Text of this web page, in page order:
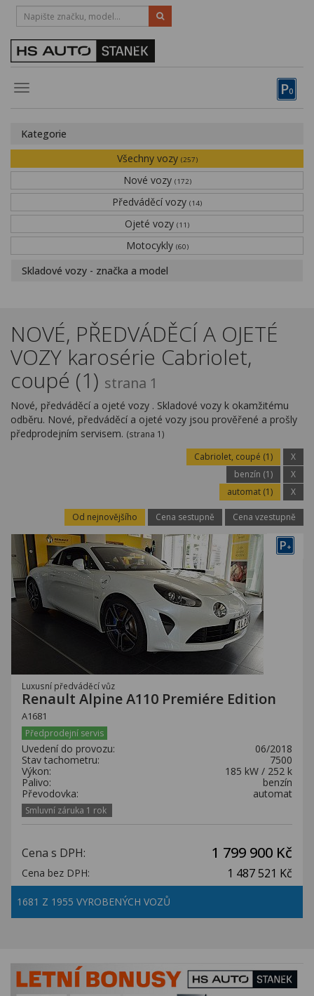
P0
Toggle
HOTLINE:
STRAKONICE-383 335 366
Obytné vozy
Financování
Novinky
Kontakty
Kategorie
Všechny vozy (257)
Nové vozy (172)
Předváděcí vozy (14)
Ojeté vozy (11)
Motocykly (60)
Skladové vozy - značka a model
NOVÉ, PŘEDVÁDĚCÍ A OJETÉ
VOZY karosérie Cabriolet,
coupé (1) strana 1
Nové, předváděcí a ojeté vozy . Skladové vozy k okamžitému
odběru. Nové, předváděcí a ojeté vozy jsou prověřené a prošly
předprodejním servisem. (strana 1)
Cabriolet, coupé (1)
X
benzín (1)
X
automat (1)
X
Od nejnovějšího Cena sestupně Cena vzestupně
P+
Luxusní předváděcí vůz
Renault Alpine A110 Premiére Edition
A1681
Předprodejní servis
Uvedení do provozu:
06/2018
Stav tachometru:
7500
Výkon:
185 kW / 252 k
Palivo:
benzín
Převodovka:
automat
Smluvní záruka 1 rok
Cena s DPH: 1 799 900 Kč
Cena bez DPH: 1 487 521 Kč
1681 Z 1955 VYROBENÝCH VOZŮ